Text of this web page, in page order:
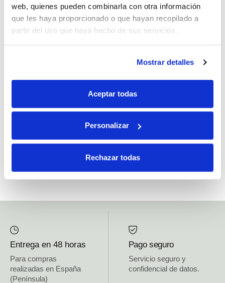
web, quienes pueden combinarla con otra información
que les haya proporcionado o que hayan recopilado a
partir del uso que haya hecho de sus servicios.
Mostrar detalles
Aceptar todas
Personalizar
Rechazar todas
Si, he leído y acepto la política de protección de datos.
fines comerciales, legitimación: consentimiento, destinatarios: proveedor de
mensajería online, derechos: Acceder, rectificar y suprimir los datos, así como
otros derechos, como se explica en la información adicional.
Entrega en 48 horas
Para compras
realizadas en España
(Península)
Pago seguro
Servicio seguro y
confidencial de datos.